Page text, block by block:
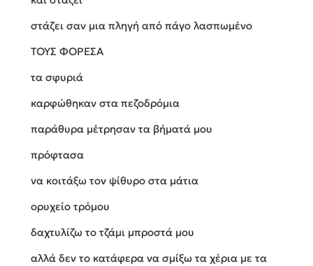
στάζει σαν μια πληγή από πάγο λασπωμένο
ΤΟΥΣ ΦΟΡΕΣΑ
τα σφυριά
καρφώθηκαν στα πεζοδρόμια
παράθυρα μέτρησαν τα βήματά μου
πρόφτασα
να κοιτάξω τον ψίθυρο στα μάτια
ορυχείο τρόμου
δαχτυλίζω το τζάμι μπροστά μου
αλλά δεν το κατάφερα να σμίξω τα χέρια με τα